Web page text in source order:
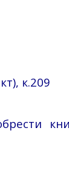
), к.209